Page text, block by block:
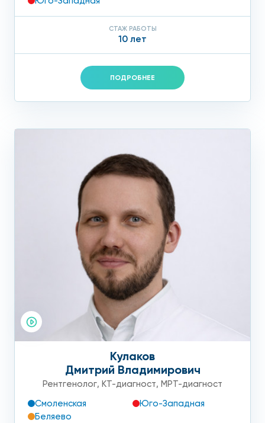
СТАЖ РАБОТЫ
10 лет
ПОДРОБНЕЕ
Кулаков
Дмитрий Владимирович
Рентгенолог, КТ-диагност, МРТ-диагност
Смоленская
Юго-Западная
Беляево